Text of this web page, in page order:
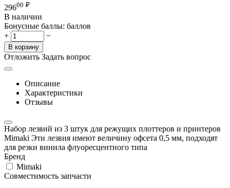
29600 ₽
В наличии
Бонусные баллы: баллов
+
−
В корзину
Отложить Задать вопрос
Описание
Характеристики
Отзывы
Набор лезвий из 3 штук для режущих плоттеров и принтеров
Mimaki Эти лезвия имеют величину офсета 0,5 мм, подходят
для резки винила флуоресцентного типа
Бренд
Mimaki
Совместимость запчасти